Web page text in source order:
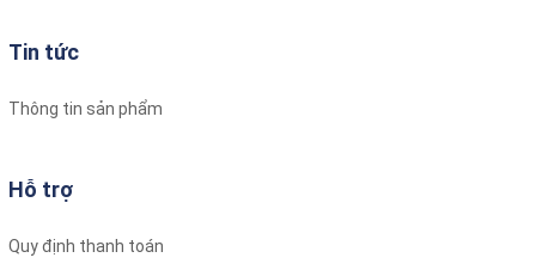
Tin tức
Thông tin sản phẩm
Hỗ trợ
Quy định thanh toán